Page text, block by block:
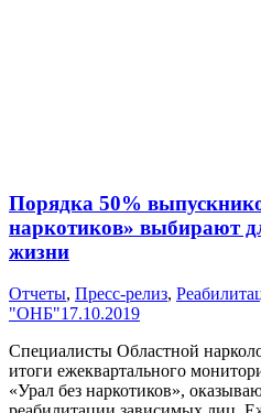
Порядка 50%
наркотиков» выбирают
жизни
Отчеты, Пресс-релиз,
"ОНБ"17.10.2019
Специалисты Областной
итоги ежеквартального
«Урал без наркотиков»,